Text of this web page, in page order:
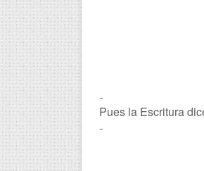
-
Pues la Escritura
-